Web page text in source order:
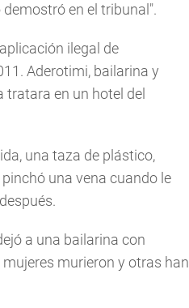
en el tribunal".
ilegal de
Aderotimi, bailarina y
en un hotel del
una taza de plástico,
una vena cuando le
a una bailarina con
murieron y otras han